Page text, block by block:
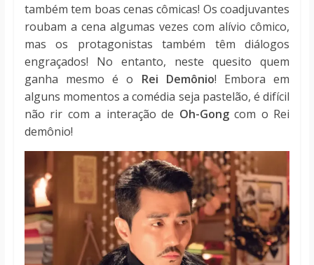
também tem boas cenas cômicas! Os coadjuvantes
roubam a cena algumas vezes com alívio cômico,
mas os protagonistas também têm diálogos
engraçados! No entanto, neste quesito quem
ganha mesmo é o Rei Demônio! Embora em
alguns momentos a comédia seja pastelão, é difícil
não rir com a interação de Oh-Gongcom o Rei
demônio!